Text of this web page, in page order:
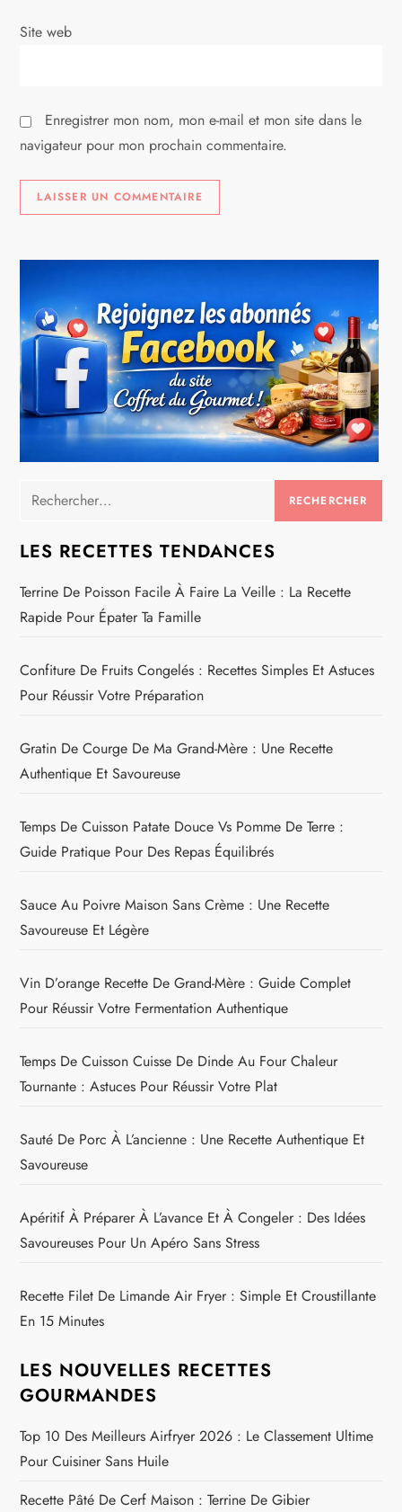
c
e
Site web
Enregistrer mon nom, mon e-mail et mon site dans le
navigateur pour mon prochain commentaire.
Rechercher :
LES RECETTES TENDANCES
Terrine De Poisson Facile À Faire La Veille : La Recette
Rapide Pour Épater Ta Famille
Confiture De Fruits Congelés : Recettes Simples Et Astuces
Pour Réussir Votre Préparation
Gratin De Courge De Ma Grand-Mère : Une Recette
Authentique Et Savoureuse
Temps De Cuisson Patate Douce Vs Pomme De Terre :
Guide Pratique Pour Des Repas Équilibrés
Sauce Au Poivre Maison Sans Crème : Une Recette
Savoureuse Et Légère
Vin D’orange Recette De Grand-Mère : Guide Complet
Pour Réussir Votre Fermentation Authentique
Temps De Cuisson Cuisse De Dinde Au Four Chaleur
Tournante : Astuces Pour Réussir Votre Plat
Sauté De Porc À L’ancienne : Une Recette Authentique Et
Savoureuse
Apéritif À Préparer À L’avance Et À Congeler : Des Idées
Savoureuses Pour Un Apéro Sans Stress
Recette Filet De Limande Air Fryer : Simple Et Croustillante
En 15 Minutes
LES NOUVELLES RECETTES
GOURMANDES
Top 10 Des Meilleurs Airfryer 2026 : Le Classement Ultime
Pour Cuisiner Sans Huile
Recette Pâté De Cerf Maison : Terrine De Gibier